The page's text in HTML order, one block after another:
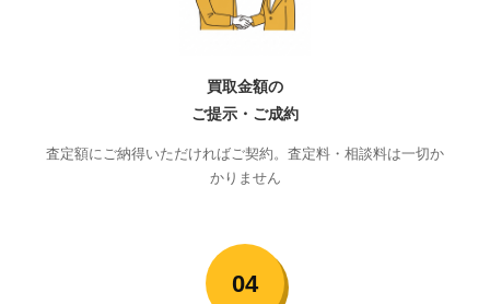
買取金額の
ご提示・ご成約
査定額にご納得いただければご契約。査定料・相談料は一切か
かりません
04